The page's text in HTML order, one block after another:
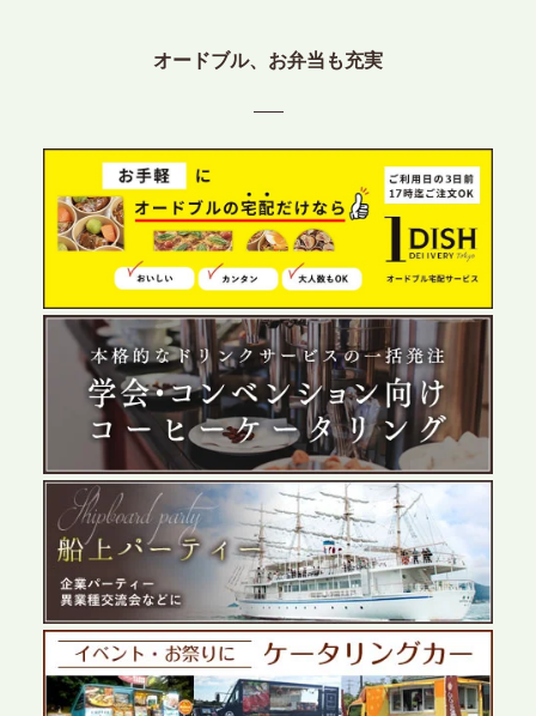
プレスリリースのご案内｜ケータリングのセカンド
目の展開で、拡大する出張パーティー・ケータリン
2026.6.4
プレスリリースのご案内｜夏の社内親睦が、配属後
の離職防止に。オフィスや会議室で縁日気分を味わ
う「お祭りケータリング」の提供を開始
2026.5.29
プレスリリースのご案内｜ケータリングのセカンド
テーブル、群馬前橋支社を設立。再開発やオフィス
展開が進む前橋エリアの企業ニーズに応え、高品質
なサービスで各種イベント・懇親会をサポート
2026.5.27
プレスリリースのご案内｜ケータリングのセカンド
テーブル、千葉本社を新設。幕張・舞浜の大型イベ
ントから主要都市の社内懇親会まで、現地拠点を活
かしたスムーズな対応を展開
オードブル、お弁当も充実